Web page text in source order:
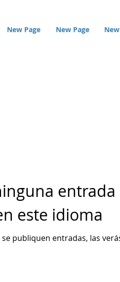
New Page New Page
este idioma
se publiquen entradas, las